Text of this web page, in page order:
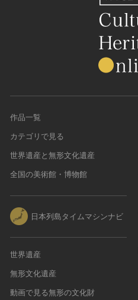
作品一覧
カテゴリで見る
世界遺産と無形文化遺産
全国の美術館・博物館
日本列島タイムマシンナビ
世界遺産
無形文化遺産
動画で見る無形の文化財